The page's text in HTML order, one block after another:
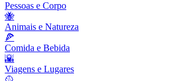
Pessoas e Corpo
🐝
Animais e Natureza
🍕
Comida e Bebida
🌇
Viagens e Lugares